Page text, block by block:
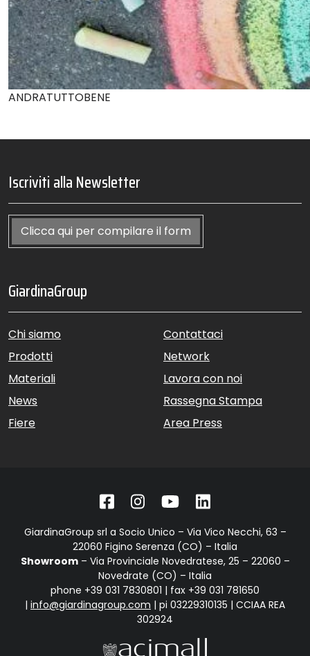
ANDRATUTTOBENE
Iscriviti alla Newsletter
Clicca qui per compilare il form
GiardinaGroup
Chi siamo
Prodotti
Materiali
News
Fiere
Contattaci
Network
Lavora con noi
Rassegna Stampa
Area Press
GiardinaGroup srl a Socio Unico – Via Vico Necchi, 63 –
22060 Figino Serenza (CO) – Italia
Showroom– Via Provinciale Novedratese, 25 – 22060 –
Novedrate (CO) – Italia
phone +39 031 7830801 | fax +39 031 781650
| info@giardinagroup.com | pi 03229310135 | CCIAA REA
302924